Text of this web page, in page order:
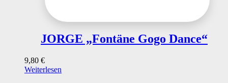
JORGE „Fontäne Gogo Dance“
9,80 €
Weiterlesen